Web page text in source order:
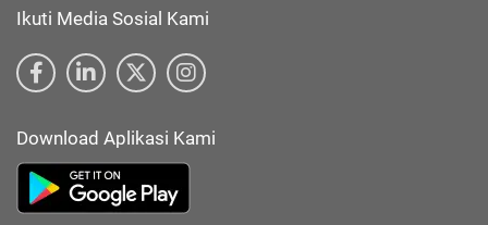
Ikuti Media Sosial Kami
Download Aplikasi Kami